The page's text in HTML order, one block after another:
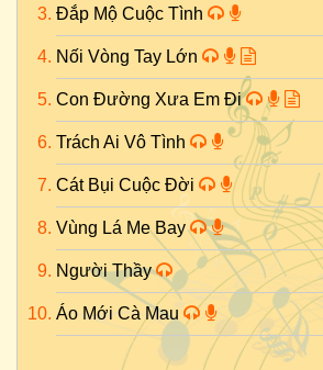
Đắp Mộ Cuộc Tình
Nối Vòng Tay Lớn
Con Đường Xưa Em Đi
Trách Ai Vô Tình
Cát Bụi Cuộc Đời
Vùng Lá Me Bay
Người Thầy
Áo Mới Cà Mau